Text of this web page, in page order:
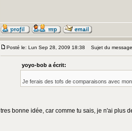
Posté le: Lun Sep 28, 2009 18:38 Sujet du
yoyo-bob a écrit:
Je ferais des tofs de comparaisons avec
tres bonne idée, car comme tu sais, je n'ai plus